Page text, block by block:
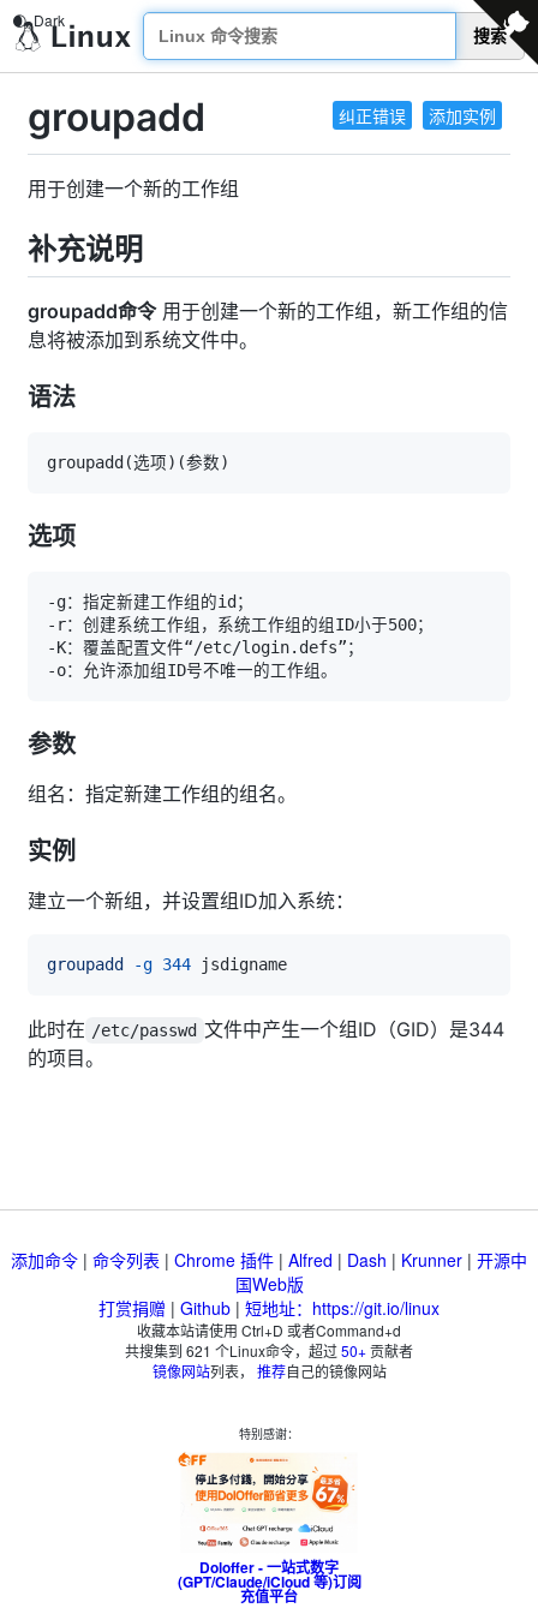
搜索
纠正错误 添加实例
groupadd
用于创建一个新的工作组
补充说明
groupadd命令用于创建一个新的工作组，新工作组的信
息将被添加到系统文件中。
语法
groupadd (选项) (参数)
选项
参数
组名：指定新建工作组的组名。
实例
建立一个新组，并设置组ID加入系统：
groupadd -g 344
此时在 /etc/passwd 文件中产生一个组ID（GID）是344
的项目。
添加命令 | 命令列表 | Chrome 插件 | Alfred | Dash | Krunner | 开源中
国Web版
打赏捐赠 | Github | 短地址：https://git.io/linux
收藏本站请使用 Ctrl+D 或者Command+d
共搜集到 621 个Linux命令，超过50+贡献者
镜像网站列表， 推荐自己的镜像网站
特别感谢：
Doloffer - 一站式数字
(GPT/Claude/iCloud 等)订阅
充值平台